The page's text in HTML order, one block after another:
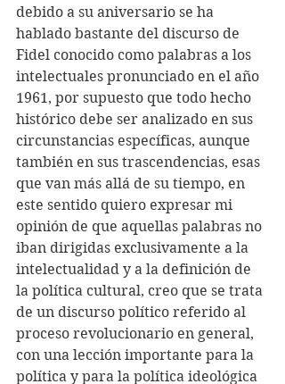
debido a su aniversario se ha
hablado bastante del discurso de
Fidel conocido como palabras a los
intelectuales pronunciado en el año
1961, por supuesto que todo hecho
histórico debe ser analizado en sus
circunstancias específicas, aunque
también en sus trascendencias, esas
que van más allá de su tiempo, en
este sentido quiero expresar mi
opinión de que aquellas palabras no
iban dirigidas exclusivamente a la
intelectualidad y a la definición de
la política cultural, creo que se trata
de un discurso político referido al
proceso revolucionario en general,
con una lección importante para la
política y para la política ideológica